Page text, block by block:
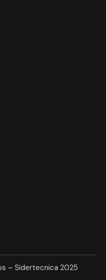
– Sidertecnica 2025